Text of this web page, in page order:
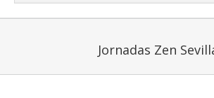
Jornadas Zen